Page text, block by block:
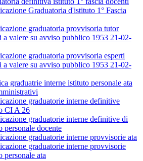
Graduatoria d'istituto 1° Fascia
graduatoria provvisoria tutor
a valere su avviso pubblico 1953 21-02-
graduatoria provvisoria esperti
a valere su avviso pubblico 1953 21-02-
graduatrie interne istituto personale ata
graduatorie interne definitive
CI A 26
graduatorie interne definitive di
personale docente
graduatorie interne provvisorie ata
graduatorie interne provvisorie
personale ata